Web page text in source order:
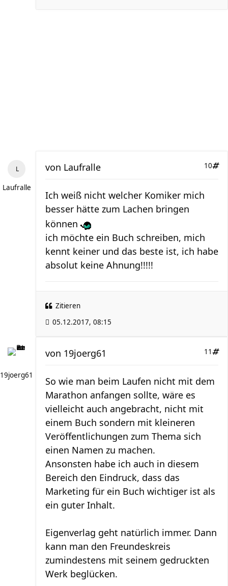
Laufralle
10
von Laufralle
Ich weiß nicht welcher Komiker mich
besser hätte zum Lachen bringen
können
ich möchte ein Buch schreiben, mich
kennt keiner und das beste ist, ich habe
absolut keine Ahnung!!!!!
Zitieren
05.12.2017, 08:15
19joerg61
11
von 19joerg61
So wie man beim Laufen nicht mit dem
Marathon anfangen sollte, wäre es
vielleicht auch angebracht, nicht mit
einem Buch sondern mit kleineren
Veröffentlichungen zum Thema sich
einen Namen zu machen.
Ansonsten habe ich auch in diesem
Bereich den Eindruck, dass das
Marketing für ein Buch wichtiger ist als
ein guter Inhalt.
Eigenverlag geht natürlich immer. Dann
kann man den Freundeskreis
zumindestens mit seinem gedruckten
Werk beglücken.